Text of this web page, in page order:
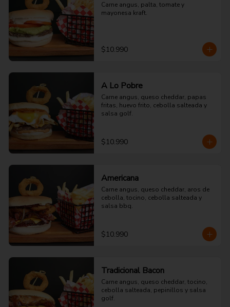
Carne angus, palta, tomate y
mayonesa kraft.
$10.990
A Lo Pobre
Carne angus, queso cheddar, papas
fritas, huevo frito, cebolla salteada y
salsa golf.
$10.990
Americana
Carne angus, queso cheddar, aros de
cebolla, tocino, cebolla salteada y
salsa bbq.
$10.990
Tradicional Bacon
Carne angus, queso cheddar, tocino,
cebolla salteada, pepinillos y salsa
golf.